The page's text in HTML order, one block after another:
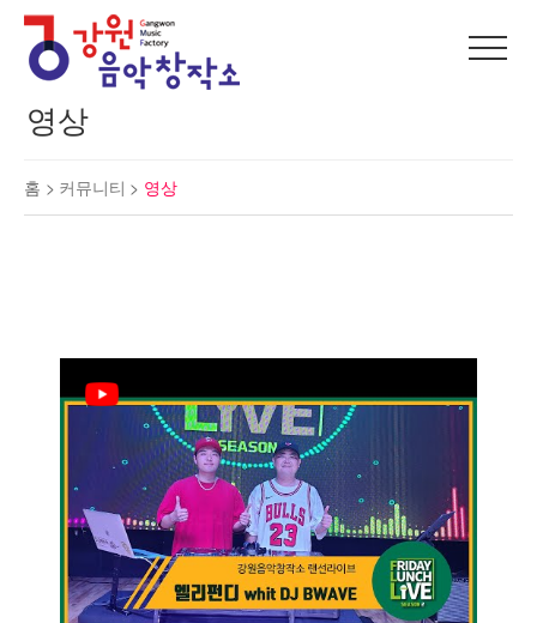
영상
홈 > 커뮤니티 > 영상